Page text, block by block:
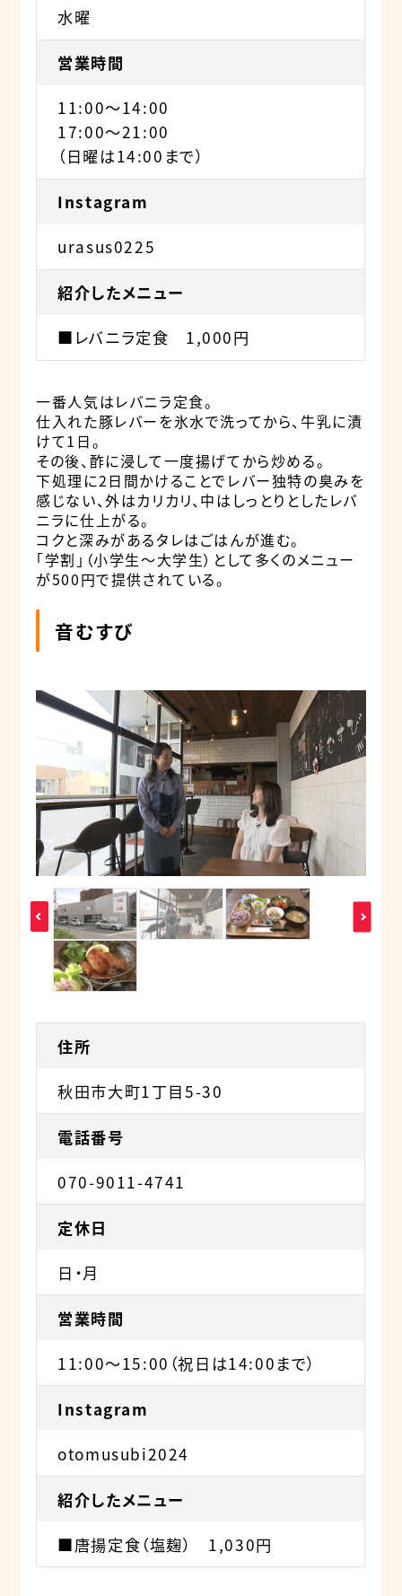
水曜
営業時間
11:00～14:00
17:00～21:00
（日曜は14:00まで）
Instagram
urasus0225
紹介したメニュー
■レバニラ定食 1,000円
一番人気はレバニラ定食。
仕入れた豚レバーを氷水で洗ってから、牛乳に漬
けて1日。
その後、酢に浸して一度揚げてから炒める。
下処理に2日間かけることでレバー独特の臭みを
感じない、外はカリカリ、中はしっとりとしたレバ
ニラに仕上がる。
コクと深みがあるタレはごはんが進む。
「学割」（小学生～大学生）として多くのメニュー
が500円で提供されている。
音むすび
住所
秋田市大町1丁目5-30
電話番号
070-9011-4741
定休日
日・月
営業時間
11:00〜15:00（祝日は14:00まで）
Instagram
otomusubi2024
紹介したメニュー
■唐揚定食（塩麹） 1,030円